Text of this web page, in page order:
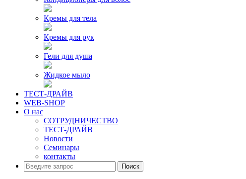
Кремы для тела
Кремы для рук
Гели для душа
Жидкое мыло
ТЕСТ-ДРАЙВ
WEB-SHOP
О нас
СОТРУДНИЧЕСТВО
ТЕСТ-ДРАЙВ
Новости
Семинары
контакты
Поиск